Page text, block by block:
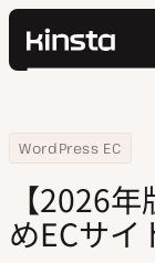
Kinsta®
価格設定
お問い合
検
Home
リソースセンター
WordPress EC
【2024年版】
【2026
めECサ